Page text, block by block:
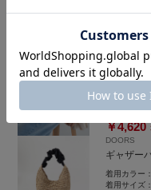
(洗濯機洗いOK🧺)
私の身長でマキシ丈♢
長さはありますが、フラット
コクーンシルエットで程よく
シンプルなトップス合わせで
着用サイズ
￥6,000
DOORS
裾レース
着用サイズ
￥6,600
￥4,620
DOORS
ギャザー
着用カラー：
着用サイズ